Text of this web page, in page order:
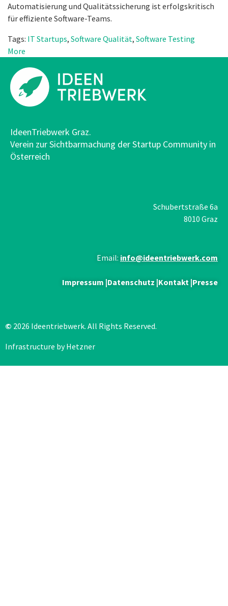
Automatisierung und Qualitätssicherung ist erfolgskritisch
für effiziente Software-Teams.
Tags: IT Startups, Software Qualität, Software Testing
More
IdeenTriebwerk Graz.
Verein zur Sichtbarmachung der Startup Community in
Österreich
Schubertstraße 6a
8010 Graz
Email: info@ideentriebwerk.com
Impressum |Datenschutz |Kontakt |Presse
© 2026 Ideentriebwerk. All Rights Reserved.
Infrastructure by Hetzner